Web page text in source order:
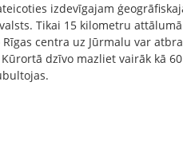
izdevīgajam
Tikai 15 kilometru
centra uz Jūrmalu var
dzīvo mazliet vairāk kā